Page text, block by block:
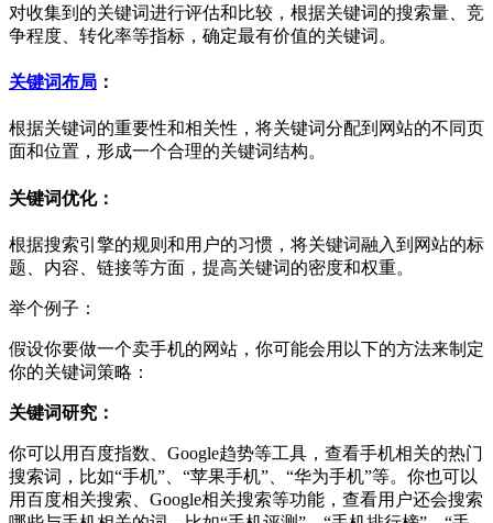
对收集到的关键词进行评估和比较，根据关键词的搜索量、竞
争程度、转化率等指标，确定最有价值的关键词。
关键词布局 ：
根据关键词的重要性和相关性，将关键词分配到网站的不同页
面和位置，形成一个合理的关键词结构。
关键词优化：
根据搜索引擎的规则和用户的习惯，将关键词融入到网站的标
题、内容、链接等方面，提高关键词的密度和权重。
举个例子：
假设你要做一个卖手机的网站，你可能会用以下的方法来制定
你的关键词策略：
关键词研究：
你可以用百度指数、Google趋势等工具，查看手机相关的热门
搜索词，比如“手机”、“苹果手机”、“华为手机”等。你也可以
用百度相关搜索、Google相关搜索等功能，查看用户还会搜索